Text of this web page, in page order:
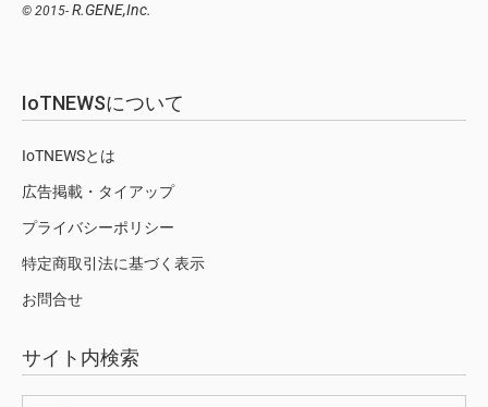
© 2015- R.GENE,Inc.
IoTNEWSについて
IoTNEWSとは
広告掲載・タイアップ
プライバシーポリシー
特定商取引法に基づく表示
お問合せ
サイト内検索